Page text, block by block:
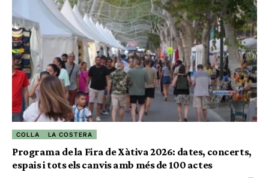
COLLA LA COSTERA
Programa de la Fira de Xàtiva 2026: dates, concerts,
espais i tots els canvis amb més de 100 actes